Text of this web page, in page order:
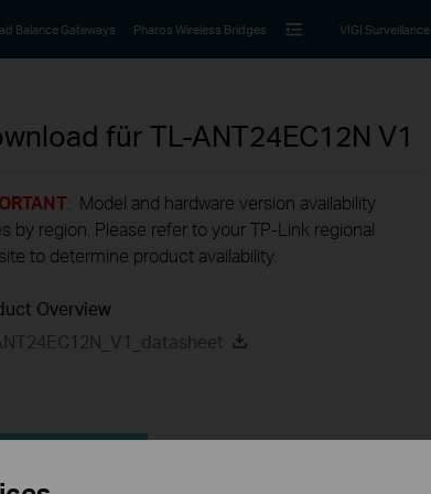
Balance Gateways Pharos Wireless Bridges VIGI Surveillance
für TL-ANT24EC12N V1
: Model and hardware version availability
by region. Please refer to your TP-Link regional
to determine product availability.
Overview